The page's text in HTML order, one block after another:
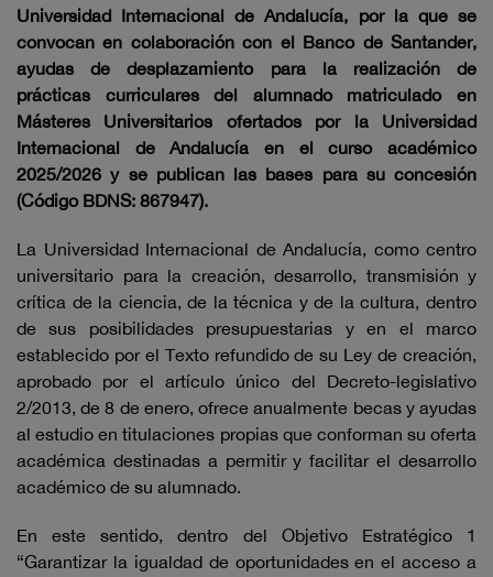
Universidad Internacional de Andalucía, por la que se
convocan en colaboración con el Banco de Santander,
ayudas de desplazamiento para la realización de
prácticas curriculares del alumnado matriculado en
Másteres Universitarios ofertados por la Universidad
Internacional de Andalucía en el curso académico
2025/2026 y se publican las bases para su concesión
(Código BDNS: 867947).
La Universidad Internacional de Andalucía, como centro
universitario para la creación, desarrollo, transmisión y
crítica de la ciencia, de la técnica y de la cultura, dentro
de sus posibilidades presupuestarias y en el marco
establecido por el Texto refundido de su Ley de creación,
aprobado por el artículo único del Decreto-legislativo
2/2013, de 8 de enero, ofrece anualmente becas y ayudas
al estudio en titulaciones propias que conforman su oferta
académica destinadas a permitir y facilitar el desarrollo
académico de su alumnado.
En este sentido, dentro del Objetivo Estratégico 1
“Garantizar la igualdad de oportunidades en el acceso a